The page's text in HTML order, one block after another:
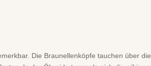
Die Braunellenköpfe tauchen über die